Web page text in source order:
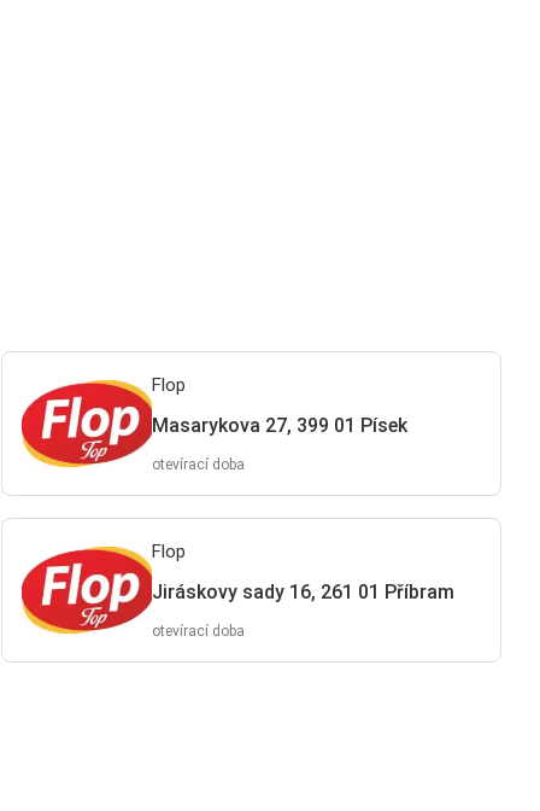
Flop
Masarykova 27, 399 01 Písek
otevírací doba
Flop
Jiráskovy sady 16, 261 01 Příbram
otevírací doba